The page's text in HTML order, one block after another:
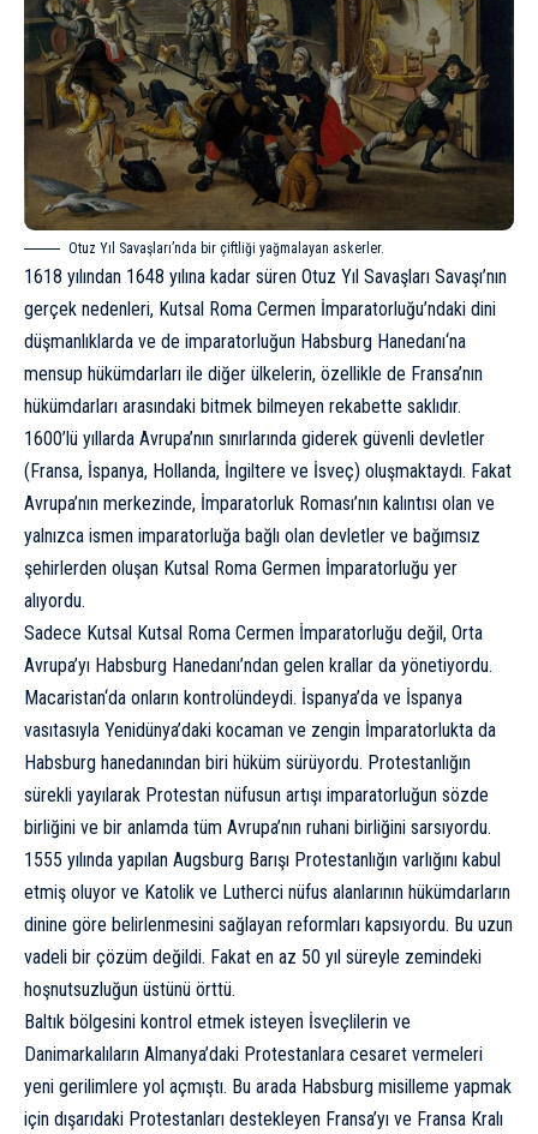
Otuz Yıl Savaşları’nda bir çiftliği yağmalayan askerler.
1618 yılından 1648 yılına kadar süren Otuz Yıl Savaşları Savaşı’nın
gerçek nedenleri, Kutsal Roma Cermen İmparatorluğu’ndaki dini
düşmanlıklarda ve de imparatorluğun Habsburg Hanedanı‘na
mensup hükümdarları ile diğer ülkelerin, özellikle de Fransa’nın
hükümdarları arasındaki bitmek bilmeyen rekabette saklıdır.
1600’lü yıllarda Avrupa’nın sınırlarında giderek güvenli devletler
(Fransa, İspanya, Hollanda, İngiltere ve İsveç) oluşmaktaydı. Fakat
Avrupa’nın merkezinde, İmparatorluk Roması’nın kalıntısı olan ve
yalnızca ismen imparatorluğa bağlı olan devletler ve bağımsız
şehirlerden oluşan Kutsal Roma Germen İmparatorluğu yer
alıyordu.
Sadece Kutsal Kutsal Roma Cermen İmparatorluğu değil, Orta
Avrupa’yı Habsburg Hanedanı’ndan gelen krallar da yönetiyordu.
Macaristan‘da onların kontrolündeydi. İspanya’da ve İspanya
vasıtasıyla Yenidünya’daki kocaman ve zengin İmparatorlukta da
Habsburg hanedanından biri hüküm sürüyordu. Protestanlığın
sürekli yayılarak Protestan nüfusun artışı imparatorluğun sözde
birliğini ve bir anlamda tüm Avrupa’nın ruhani birliğini sarsıyordu.
1555 yılında yapılan Augsburg Barışı Protestanlığın varlığını kabul
etmiş oluyor ve Katolik ve Lutherci nüfus alanlarının hükümdarların
dinine göre belirlenmesini sağlayan reformları kapsıyordu. Bu uzun
vadeli bir çözüm değildi. Fakat en az 50 yıl süreyle zemindeki
hoşnutsuzluğun üstünü örttü.
Baltık bölgesini kontrol etmek isteyen İsveçlilerin ve
Danimarkalıların Almanya’daki Protestanlara cesaret vermeleri
yeni gerilimlere yol açmıştı. Bu arada Habsburg misilleme yapmak
için dışarıdaki Protestanları destekleyen Fransa’yı ve Fransa Kralı